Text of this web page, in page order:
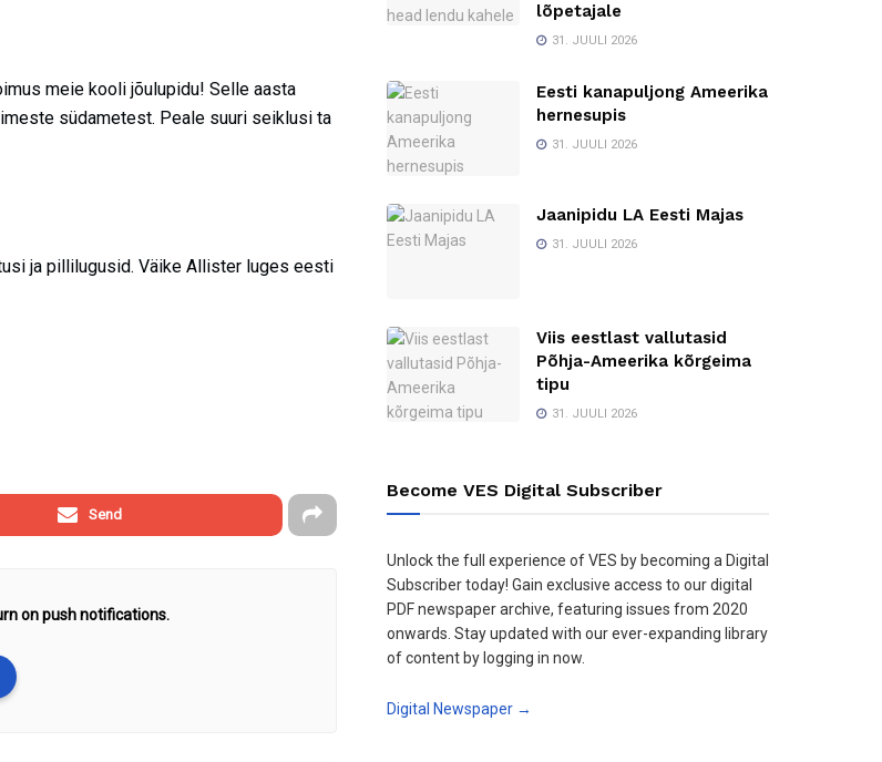
meie kooli jõulupidu! Selle aasta
südametest. Peale suuri seiklusi ta
ja pillilugusid. Väike Allister luges eesti
Send
on push notifications.
lõpetajale
31. JUULI 2026
Eesti kanapuljong Ameerika
hernesupis
31. JUULI 2026
Jaanipidu LA Eesti Majas
31. JUULI 2026
Viis eestlast vallutasid
Põhja-Ameerika kõrgeima
tipu
31. JUULI 2026
Become VES Digital Subscriber
Unlock the full experience of VES by becoming a Digital
Subscriber today! Gain exclusive access to our digital
PDF newspaper archive, featuring issues from 2020
onwards. Stay updated with our ever-expanding library
of content by logging in now.
Digital Newspaper →